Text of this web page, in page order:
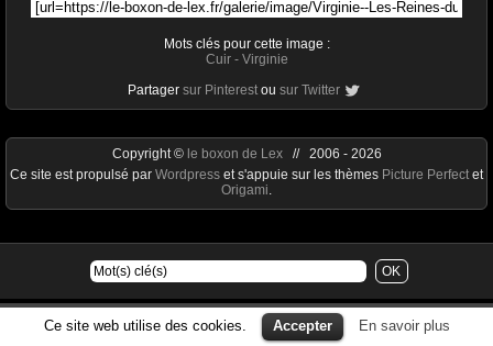
Mots clés pour cette image :
Cuir- Virginie
Partager sur Pinterest ou sur Twitter
Ce site web utilise des cookies. Accepter En savoir plus
Copyright © le boxon de Lex// 2006 - 2026
Ce site est propulsé par Wordpress et s'appuie sur les thèmes Picture Perfect et
Origami.